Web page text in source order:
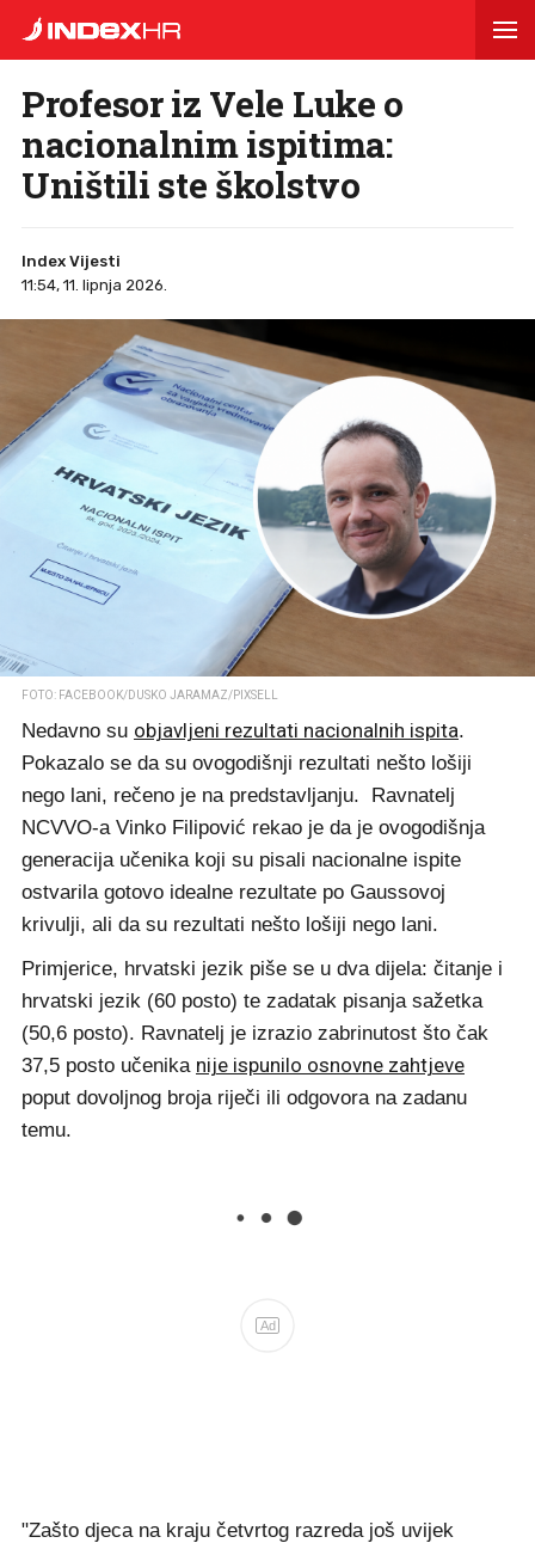
Profesor iz Vele Luke o
nacionalnim ispitima:
Uništili ste školstvo
Index Vijesti
11:54, 11. lipnja 2026.
FOTO: FACEBOOK/DUSKO JARAMAZ/PIXSELL
Nedavno su objavljeni rezultati nacionalnih ispita.
Pokazalo se da su ovogodišnji rezultati nešto lošiji
nego lani, rečeno je na predstavljanju. Ravnatelj
NCVVO-a Vinko Filipović rekao je da je ovogodišnja
generacija učenika koji su pisali nacionalne ispite
ostvarila gotovo idealne rezultate po Gaussovoj
krivulji, ali da su rezultati nešto lošiji nego lani.
Primjerice, hrvatski jezik piše se u dva dijela: čitanje i
hrvatski jezik (60 posto) te zadatak pisanja sažetka
(50,6 posto). Ravnatelj je izrazio zabrinutost što čak
37,5 posto učenika nije ispunilo osnovne zahtjeve
poput dovoljnog broja riječi ili odgovora na zadanu
temu.
Ad
"Zašto djeca na kraju četvrtog razreda još uvijek